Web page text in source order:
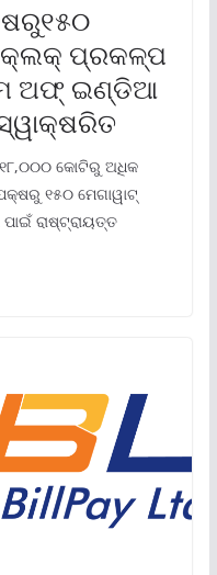
କ୍ଲକ୍ ପ୍ରକଳ୍ପ
ଅଫ୍ ଇଣ୍ଡିଆ
କୋଟିରୁ ଅଧିକ
୧୫୦ ମେଗାୱାଟ୍
ରାଷ୍ଟ୍ରାୟତ୍ତ